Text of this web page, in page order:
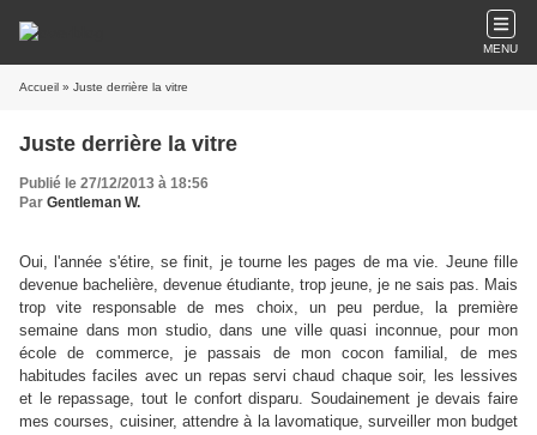
MENU
Accueil » Juste derrière la vitre
Juste derrière la vitre
Publié le 27/12/2013 à 18:56
Par Gentleman W.
Oui, l'année s'étire, se finit, je tourne les pages de ma vie. Jeune fille
devenue bachelière, devenue étudiante, trop jeune, je ne sais pas. Mais
trop vite responsable de mes choix, un peu perdue, la première
semaine dans mon studio, dans une ville quasi inconnue, pour mon
école de commerce, je passais de mon cocon familial, de mes
habitudes faciles avec un repas servi chaud chaque soir, les lessives
et le repassage, tout le confort disparu. Soudainement je devais faire
mes courses, cuisiner, attendre à la lavomatique, surveiller mon budget